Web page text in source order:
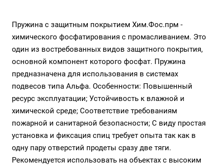
Пружина с защитным покрытием Хим.Фос.прм -
химического фосфатирования с промасливанием. Это
один из востребованных видов защитного покрытия,
основной компонент которого фосфат. Пружина
предназначена для использования в системах
подвесов типа Альфа. Особенности: Повышенный
ресурс эксплуатации; Устойчивость к влажной и
химической среде; Соответствие требованиям
пожарной и санитарной безопасности; С виду простая
установка и фиксация спиц требует опыта так как в
одну пару отверстий продеты сразу две тяги.
Рекомендуется использовать на объектах с высоким